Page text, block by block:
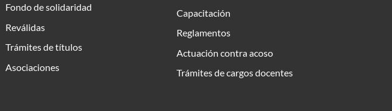
Fondo de solidaridad
Reválidas
Trámites de títulos
Asociaciones
Capacitación
Reglamentos
Actuación contra acoso
Trámites de cargos docentes